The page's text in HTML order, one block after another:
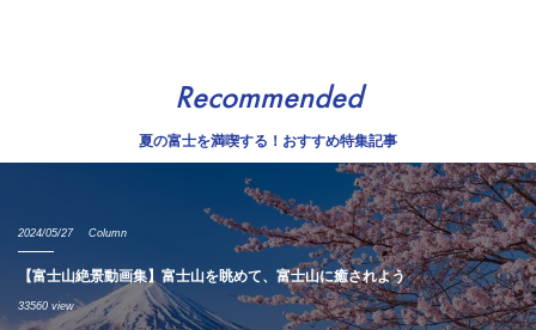
Recommended
夏の富士を満喫する！おすすめ特集記事
2024/05/27 Column
【富士山絶景動画集】富士山を眺めて、富士山に癒されよう
33560 view